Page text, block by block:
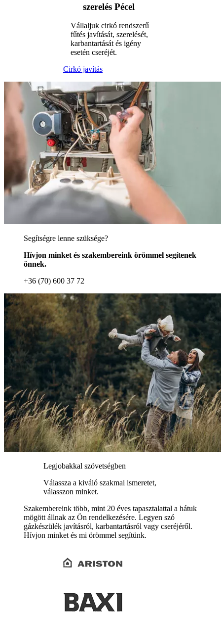
szerelés Pécel
Vállaljuk cirkó rendszerű
fűtés javítását, szerelését,
karbantartását és igény
esetén cseréjét.
Cirkó javítás
Segítségre lenne szüksége?
Hívjon minket és szakembereink örömmel segítenek
önnek.
+36 (70) 600 37 72
Legjobakkal szövetségben
Válassza a kiváló szakmai ismeretet,
válasszon minket.
Szakembereink több, mint 20 éves tapasztalattal a hátuk
mögött állnak az Ön rendelkezésére. Legyen szó
gázkészülék javításról, karbantartásról vagy cseréjéről.
Hívjon minket és mi örömmel segítünk.